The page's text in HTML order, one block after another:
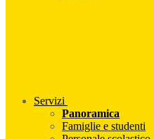
Servizi
Panoramica
Famiglie e studenti